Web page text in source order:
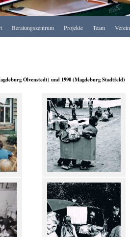
Beratungszentrum Projekte Team Verein
Olvenstedt) und 1990 (Magdeburg Stadtfeld)